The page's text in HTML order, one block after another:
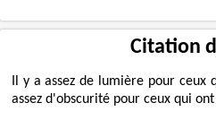
Citation
Il y a assez de lumière pour
assez d'obscurité pour ceux qui